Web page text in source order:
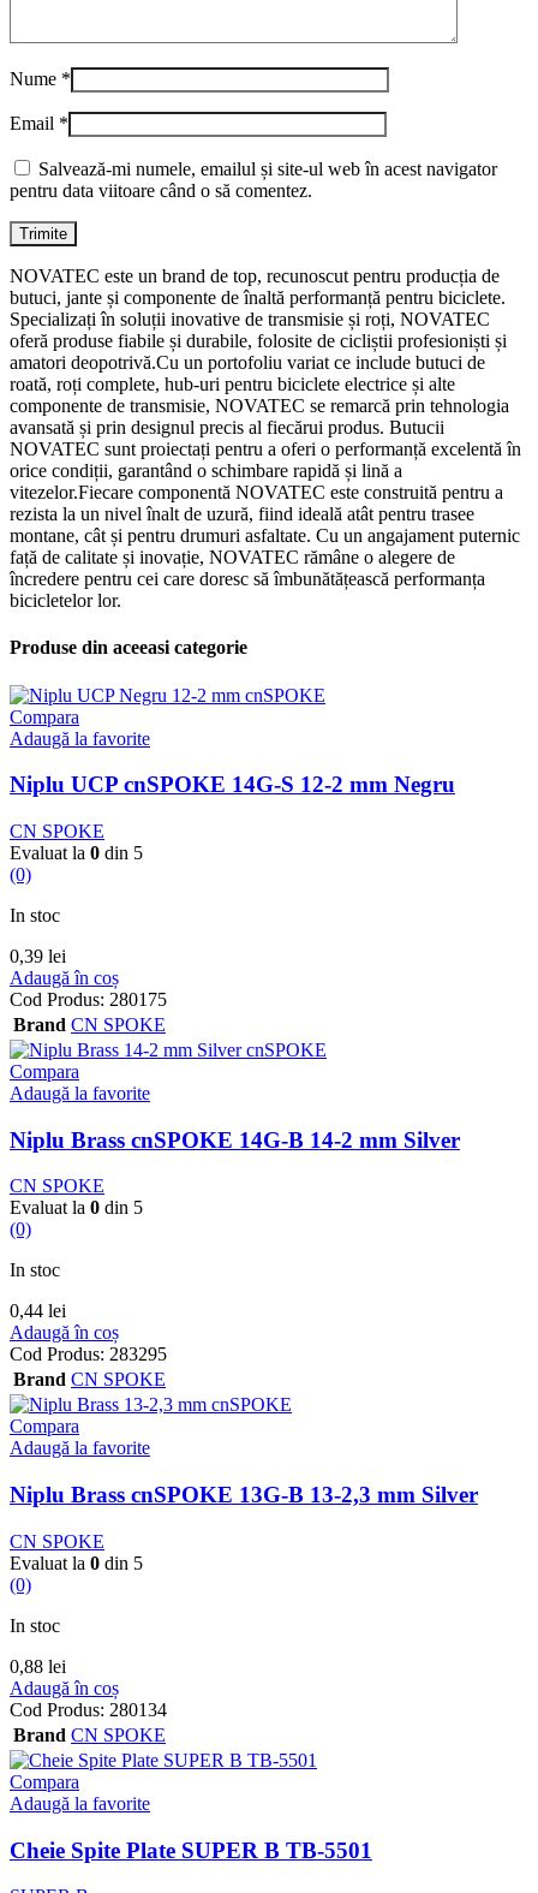
Nume *
Email *
Salvează-mi numele, emailul și site-ul web în acest navigator
pentru data viitoare când o să comentez.
NOVATEC este un brand de top, recunoscut pentru producția de
butuci, jante și componente de înaltă performanță pentru biciclete.
Specializați în soluții inovative de transmisie și roți, NOVATEC
oferă produse fiabile și durabile, folosite de cicliștii profesioniști și
amatori deopotrivă.Cu un portofoliu variat ce include butuci de
roată, roți complete, hub-uri pentru biciclete electrice și alte
componente de transmisie, NOVATEC se remarcă prin tehnologia
avansată și prin designul precis al fiecărui produs. Butucii
NOVATEC sunt proiectați pentru a oferi o performanță excelentă în
orice condiții, garantând o schimbare rapidă și lină a
vitezelor.Fiecare componentă NOVATEC este construită pentru a
rezista la un nivel înalt de uzură, fiind ideală atât pentru trasee
montane, cât și pentru drumuri asfaltate. Cu un angajament puternic
față de calitate și inovație, NOVATEC rămâne o alegere de
încredere pentru cei care doresc să îmbunătățească performanța
bicicletelor lor.
Produse din aceeasi categorie
Compara
Adaugă la favorite
Niplu UCP cnSPOKE 14G-S 12-2 mm Negru
CN SPOKE
Evaluat la 0 din 5
(0)
In stoc
0,39 lei
Adaugă în coș
Cod Produs: 280175
Brand CN SPOKE
Compara
Adaugă la favorite
Niplu Brass cnSPOKE 14G-B 14-2 mm Silver
CN SPOKE
Evaluat la 0 din 5
(0)
In stoc
0,44 lei
Adaugă în coș
Cod Produs: 283295
Brand CN SPOKE
Compara
Adaugă la favorite
Niplu Brass cnSPOKE 13G-B 13-2,3 mm Silver
CN SPOKE
Evaluat la 0 din 5
(0)
In stoc
0,88 lei
Adaugă în coș
Cod Produs: 280134
Brand CN SPOKE
Compara
Adaugă la favorite
Cheie Spite Plate SUPER B TB-5501